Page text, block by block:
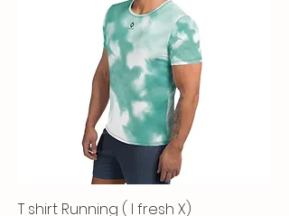
T shirt Running ( I fresh X)